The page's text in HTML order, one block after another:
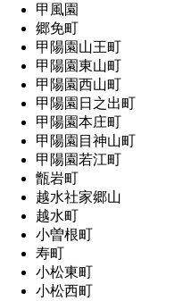
甲風園
郷免町
甲陽園山王町
甲陽園東山町
甲陽園西山町
甲陽園日之出町
甲陽園本庄町
甲陽園目神山町
甲陽園若江町
甑岩町
越水社家郷山
越水町
小曽根町
寿町
小松東町
小松西町